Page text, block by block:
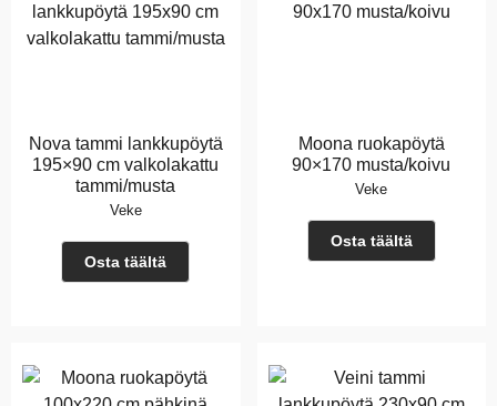
Nova tammi lankkupöytä
195×90 cm valkolakattu
tammi/musta
Veke
Osta täältä
Moona ruokapöytä
90×170 musta/koivu
Veke
Osta täältä